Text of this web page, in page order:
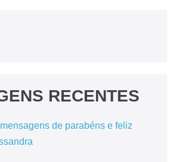
RECENTES
de parabéns e feliz